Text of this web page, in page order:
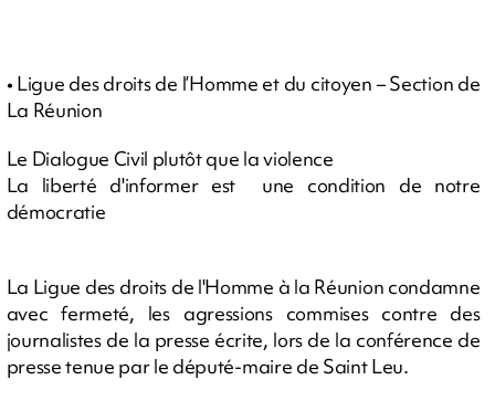
• Ligue des droits de l’Homme et du citoyen – Section de
La Réunion
Le Dialogue Civil plutôt que la violence
La liberté d'informer est une condition de notre
démocratie
La Ligue des droits de l'Homme à la Réunion condamne
avec fermeté, les agressions commises contre des
journalistes de la presse écrite, lors de la conférence de
presse tenue par le député-maire de Saint Leu.